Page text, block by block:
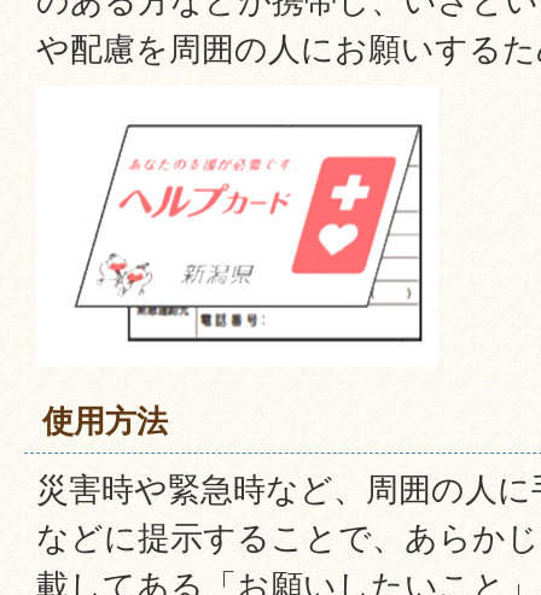
や配慮を周囲の人にお願いする
使用方法
災害時や緊急時など、周囲の人
などに提示することで、あらか
載してある「お願いしたいこと